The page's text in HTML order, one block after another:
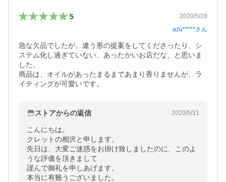
5
2020/5/28
azu*****さん
急な欠品でしたが、違う形の提案をしてくださったり、シ
ステム化し過ぎていない、あったかいお店だな、と思いま
した。
商品は、オイルがあったまるまであまり香りませんが、ラ
イティングが可愛いです。
ストアからの返信 2020/5/31
こんにちは。
クレットの相沢と申します。
先日は、大変ご迷惑をお掛け致しましたのに、このよ
うな評価を頂きまして
謹んで御礼を申しあげます。
本当に有難うございました。